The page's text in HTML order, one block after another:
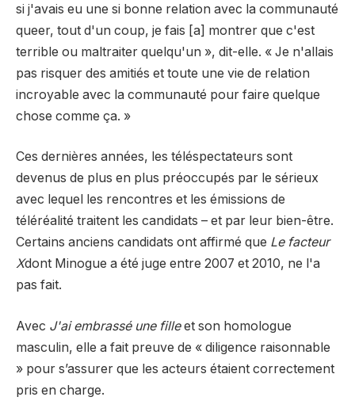
si j'avais eu une si bonne relation avec la communauté
queer, tout d'un coup, je fais [a] montrer que c'est
terrible ou maltraiter quelqu'un », dit-elle. « Je n'allais
pas risquer des amitiés et toute une vie de relation
incroyable avec la communauté pour faire quelque
chose comme ça. »
Ces dernières années, les téléspectateurs sont
devenus de plus en plus préoccupés par le sérieux
avec lequel les rencontres et les émissions de
téléréalité traitent les candidats – et par leur bien-être.
Certains anciens candidats ont affirmé que Le facteur
Xdont Minogue a été juge entre 2007 et 2010, ne l'a
pas fait.
Avec J'ai embrassé une filleet son homologue
masculin, elle a fait preuve de « diligence raisonnable
» pour s’assurer que les acteurs étaient correctement
pris en charge.